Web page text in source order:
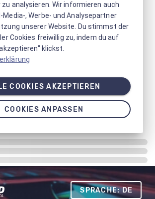
SPRACHE: DE
zu analysieren. Wir informieren auch
Media-, Werbe- und Analysepartner
unserer Website. Du stimmst der
Cookies freiwillig zu, indem du auf
klickst.
COOKIES AKZEPTIEREN
COOKIES ANPASSEN